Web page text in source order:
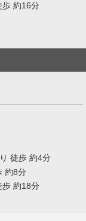
歩 約16分
徒歩 約4分
約8分
歩 約18分